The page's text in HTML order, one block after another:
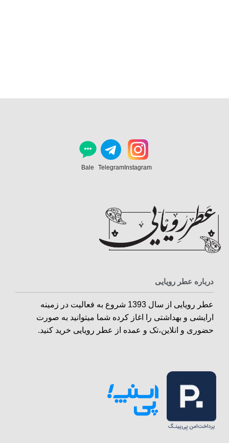
Instagram
Telegram
Bale
درباره عطر رویایی
عطر رویایی از سال 1393 شروع به فعالیت در زمینه
ارایشی و بهداشتی را اغاز کرده شما میتوانید به صورت
حضوری و انلاین،تک و عمده از عطر رویایی خرید کنید.